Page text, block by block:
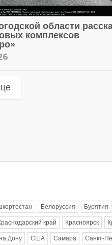
области
комплексов
Белоруссия Бурятия
край Красноярск
Дону США Самара Санкт-